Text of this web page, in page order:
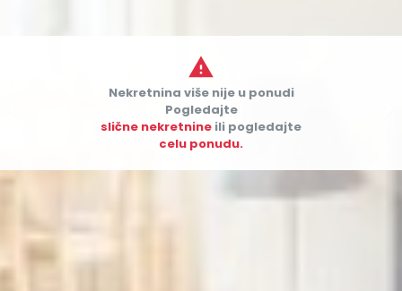

Nekretnina više nije u ponudi
Pogledajte
slične nekretnine ili pogledajte
celu ponudu.